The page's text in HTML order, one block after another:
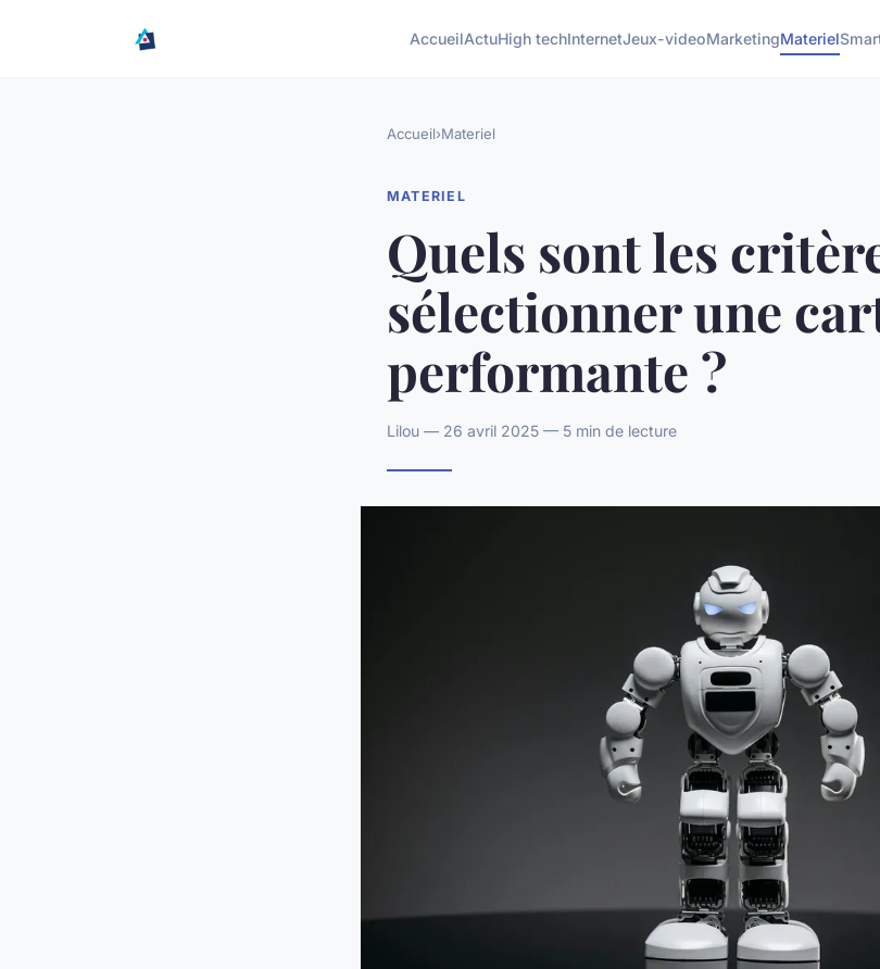
AccueilActuHigh techInternetJeux-videoMarketingMateriel
Accueil›Materiel
MATERIEL
Quels sont les
sélectionner une
performante ?
Lilou — 26 avril 2025 — 5 min de lecture